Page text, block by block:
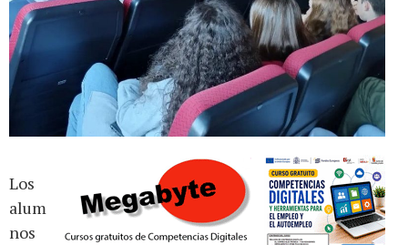
Los
alum
nos